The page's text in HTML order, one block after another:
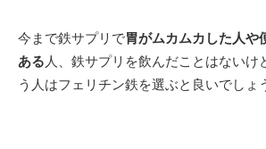
今まで鉄サプリで胃がムカムカした人や
ある人、鉄サプリを飲んだことはないけ
う人はフェリチン鉄を選ぶと良いでしょ